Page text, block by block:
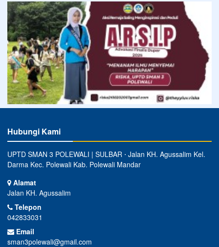
Hubungi Kami
UPTD SMAN 3 POLEWALI | SULBAR ⋅ Jalan KH. Agussalim Kel.
Darma Kec. Polewali Kab. Polewali Mandar
Alamat
Jalan KH. Agussalim
Telepon
042833031
Email
sman3polewali@gmail.com